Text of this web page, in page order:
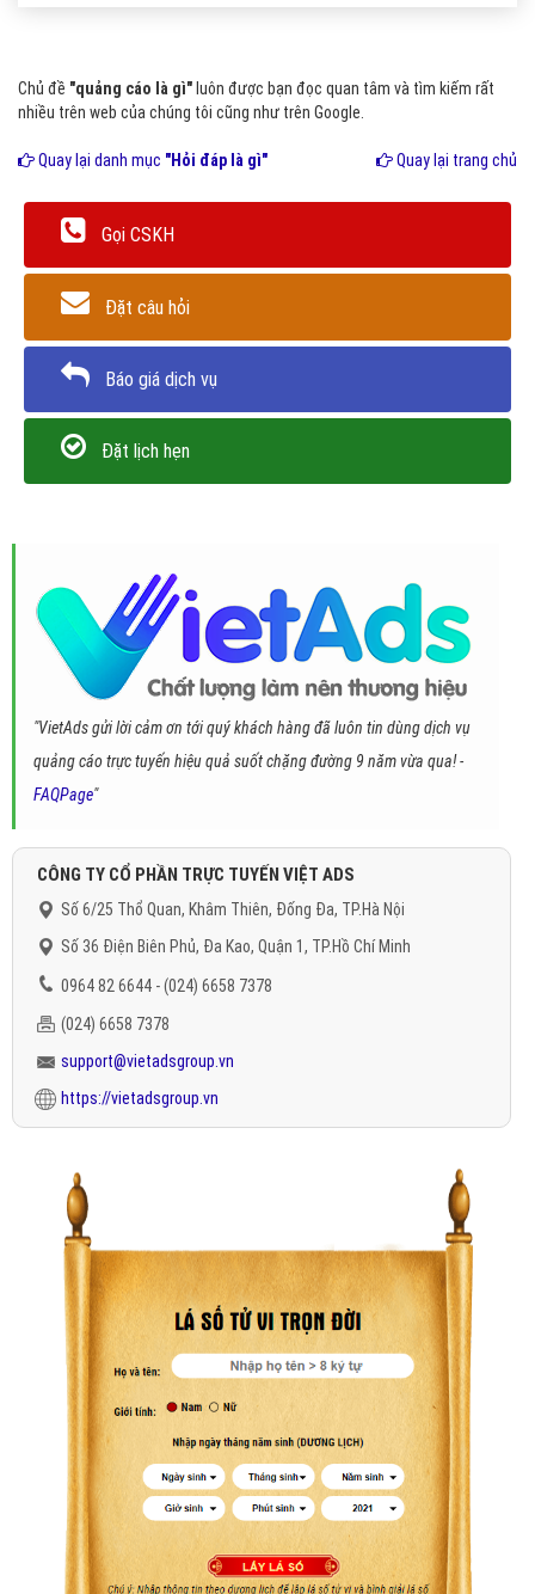
Chủ đề "quảng cáo là gì" luôn được bạn đọc quan tâm và tìm kiếm rất
nhiều trên web của chúng tôi cũng như trên Google.
Quay lại danh mục "Hỏi đáp là gì" Quay lại trang chủ
Gọi CSKH
Đặt câu hỏi
Báo giá dịch vụ
Đặt lịch hẹn
"VietAds gửi lời cảm ơn tới quý khách hàng đã luôn tin dùng dịch vụ
quảng cáo trực tuyến hiệu quả suốt chặng đường 9 năm vừa qua! -
FAQPage"
CÔNG TY CỔ PHẦN TRỰC TUYẾN VIỆT ADS
Số 6/25 Thổ Quan, Khâm Thiên, Đống Đa, TP.Hà Nội
Số 36 Điện Biên Phủ, Đa Kao, Quận 1, TP.Hồ Chí Minh
0964 82 6644 - (024) 6658 7378
(024) 6658 7378
support@vietadsgroup.vn
https://vietadsgroup.vn